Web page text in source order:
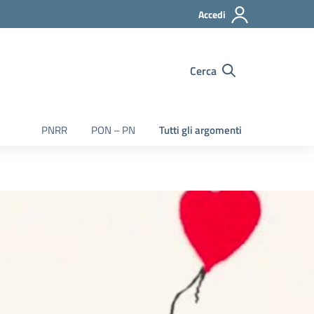
Accedi
Cerca
PNRR PON – PN Tutti gli argomenti